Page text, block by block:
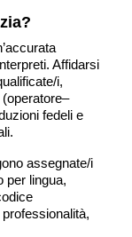
Affidarsi
i,
fedeli e
assegnate/i
per lingua,